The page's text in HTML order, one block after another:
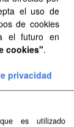
el uso de
de cookies
el futuro en
cookies".
privacidad
es utilizado